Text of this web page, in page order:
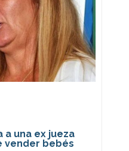
a una ex jueza
vender bebés